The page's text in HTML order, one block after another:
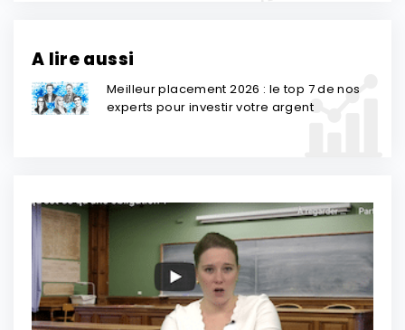
A lire aussi
Meilleur placement 2026 : le top 7 de nos
experts pour investir votre argent